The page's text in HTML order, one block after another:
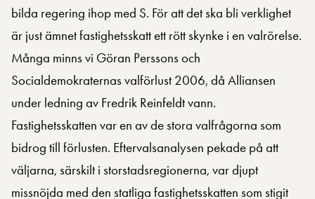
bilda regering ihop med S. För att det ska bli verklighet
är just ämnet fastighetsskatt ett rött skynke i en valrörelse.
Många minns vi Göran Perssons och
Socialdemokraternas valförlust 2006, då Alliansen
under ledning av Fredrik Reinfeldt vann.
Fastighetsskatten var en av de stora valfrågorna som
bidrog till förlusten. Eftervalsanalysen pekade på att
väljarna, särskilt i storstadsregionerna, var djupt
missnöjda med den statliga fastighetsskatten som stigit